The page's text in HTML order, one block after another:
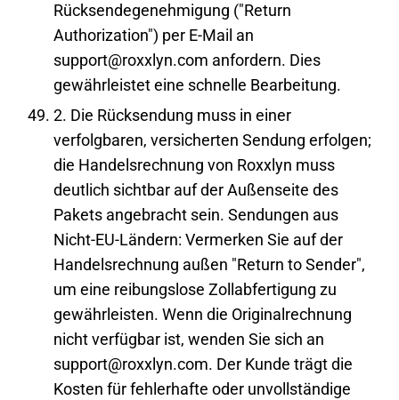
Rücksendegenehmigung ("Return
Authorization") per E-Mail an
support@roxxlyn.com anfordern. Dies
gewährleistet eine schnelle Bearbeitung.
2. Die Rücksendung muss in einer
verfolgbaren, versicherten Sendung erfolgen;
die Handelsrechnung von Roxxlyn muss
deutlich sichtbar auf der Außenseite des
Pakets angebracht sein. Sendungen aus
Nicht-EU-Ländern: Vermerken Sie auf der
Handelsrechnung außen "Return to Sender",
um eine reibungslose Zollabfertigung zu
gewährleisten. Wenn die Originalrechnung
nicht verfügbar ist, wenden Sie sich an
support@roxxlyn.com. Der Kunde trägt die
Kosten für fehlerhafte oder unvollständige